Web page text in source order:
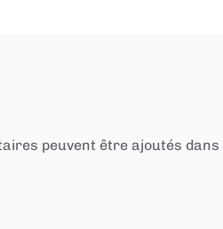
peuvent être ajoutés